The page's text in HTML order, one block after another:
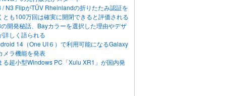
/ N3 FlipがTÜV Rheinlandの折りたたみ認証を
とも100万回は確実に開閉できると評価される
開発秘話、Bayカラーを選択した理由やデザ
詳しく語られる
14（One UI６）で利用可能になるGalaxy
メラ機能を発表
る超小型Windows PC「Xulu XR1」が国内発